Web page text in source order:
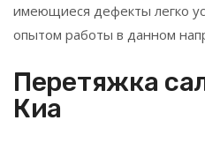
имеющиеся дефекты легко
опытом работы в данном
Перетяжка
Киа